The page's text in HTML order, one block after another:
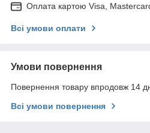
Оплата картою Visa,
Всі умови оплати
Умови повернення
Повернення товару впродовж 14
Всі умови повернення